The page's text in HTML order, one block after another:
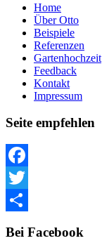
Home
Über Otto
Beispiele
Referenzen
Gartenhochzeit
Feedback
Kontakt
Impressum
Seite empfehlen
Facebook
Twitter
Bei Facebook